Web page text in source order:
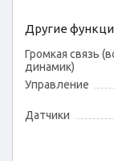
Другие
Громкая связь
динамик)
Управление
Датчики